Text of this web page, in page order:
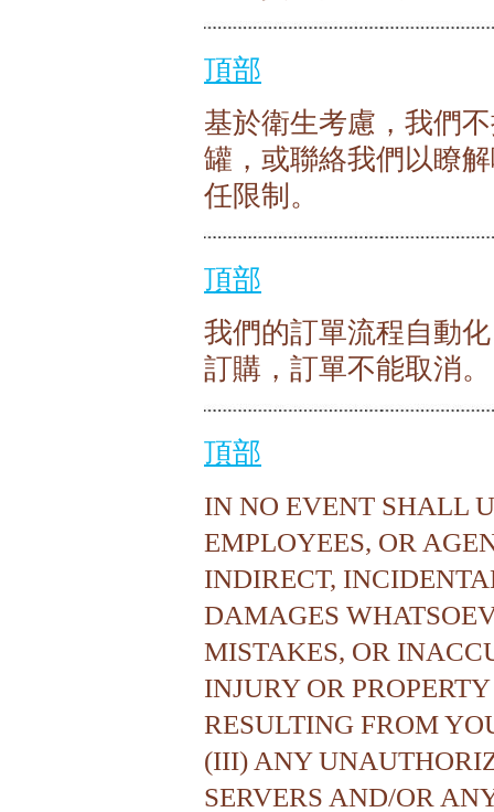
頂部
基於衛生考慮，我們
罐，或聯絡我們以瞭
任限制。
頂部
我們的訂單流程自動
訂購，訂單不能取消。
頂部
IN NO EVENT SHALL
EMPLOYEES, OR
INDIRECT,
DAMAGES
MISTAKES, OR
INJURY OR
RESULTING FROM
(III) ANY
SERVERS AND/OR